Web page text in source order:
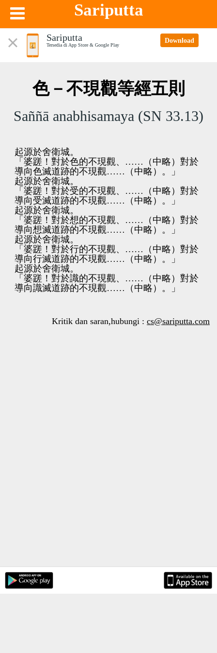
Sariputta
Sariputta
Tersedia di App Store & Google Play
Download
色－不現觀等經五則
Saññā anabhisamaya (SN 33.13)
起源於舍衛城。
「婆蹉！對於色的不現觀、……（中略）對於
導向色滅道跡的不現觀……（中略）。」
起源於舍衛城。
「婆蹉！對於受的不現觀、……（中略）對於
導向受滅道跡的不現觀……（中略）。」
起源於舍衛城。
「婆蹉！對於想的不現觀、……（中略）對於
導向想滅道跡的不現觀……（中略）。」
起源於舍衛城。
「婆蹉！對於行的不現觀、……（中略）對於
導向行滅道跡的不現觀……（中略）。」
起源於舍衛城。
「婆蹉！對於識的不現觀、……（中略）對於
導向識滅道跡的不現觀……（中略）。」
Kritik dan saran,hubungi : cs@sariputta.com